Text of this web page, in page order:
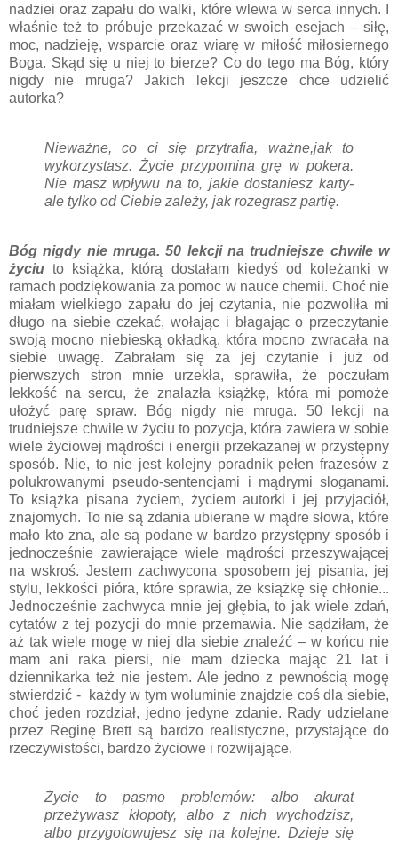
nadziei oraz zapału do walki, które wlewa w serca innych. I
właśnie też to próbuje przekazać w swoich esejach – siłę,
moc, nadzieję, wsparcie oraz wiarę w miłość miłosiernego
Boga. Skąd się u niej to bierze? Co do tego ma Bóg, który
nigdy nie mruga? Jakich lekcji jeszcze chce udzielić
autorka?
Nieważne, co ci się przytrafia, ważne,jak to
wykorzystasz. Życie przypomina grę w pokera.
Nie masz wpływu na to, jakie dostaniesz karty-
ale tylko od Ciebie zależy, jak rozegrasz partię.
Bóg nigdy nie mruga. 50 lekcji na trudniejsze chwile w
życiu to książka, którą dostałam kiedyś od koleżanki w
ramach podziękowania za pomoc w nauce chemii. Choć nie
miałam wielkiego zapału do jej czytania, nie pozwoliła mi
długo na siebie czekać, wołając i błagając o przeczytanie
swoją mocno niebieską okładką, która mocno zwracała na
siebie uwagę. Zabrałam się za jej czytanie i już od
pierwszych stron mnie urzekła, sprawiła, że poczułam
lekkość na sercu, że znalazła książkę, która mi pomoże
ułożyć parę spraw. Bóg nigdy nie mruga. 50 lekcji na
trudniejsze chwile w życiu to pozycja, która zawiera w sobie
wiele życiowej mądrości i energii przekazanej w przystępny
sposób. Nie, to nie jest kolejny poradnik pełen frazesów z
polukrowanymi pseudo-sentencjami i mądrymi sloganami.
To książka pisana życiem, życiem autorki i jej przyjaciół,
znajomych. To nie są zdania ubierane w mądre słowa, które
mało kto zna, ale są podane w bardzo przystępny sposób i
jednocześnie zawierające wiele mądrości przeszywającej
na wskroś. Jestem zachwycona sposobem jej pisania, jej
stylu, lekkości pióra, które sprawia, że książkę się chłonie...
Jednocześnie zachwyca mnie jej głębia, to jak wiele zdań,
cytatów z tej pozycji do mnie przemawia. Nie sądziłam, że
aż tak wiele mogę w niej dla siebie znaleźć – w końcu nie
mam ani raka piersi, nie mam dziecka mając 21 lat i
dziennikarka też nie jestem. Ale jedno z pewnością mogę
stwierdzić - każdy w tym woluminie znajdzie coś dla siebie,
choć jeden rozdział, jedno jedyne zdanie. Rady udzielane
przez Reginę Brett są bardzo realistyczne, przystające do
rzeczywistości, bardzo życiowe i rozwijające.
Życie to pasmo problemów: albo akurat
przeżywasz kłopoty, albo z nich wychodzisz,
albo przygotowujesz się na kolejne. Dzieje się